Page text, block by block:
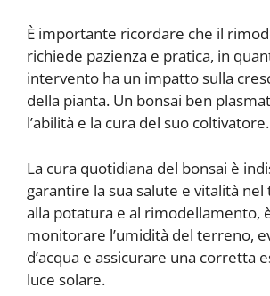
È importante ricordare che il
richiede pazienza e pratica, in
intervento ha un impatto sulla
della pianta. Un bonsai ben
l’abilità e la cura del suo coltivatore.
La cura quotidiana del bonsai è
garantire la sua salute e vitalità
alla potatura e al rimodellamento,
monitorare l’umidità del terreno,
d’acqua e assicurare una corretta
luce solare.